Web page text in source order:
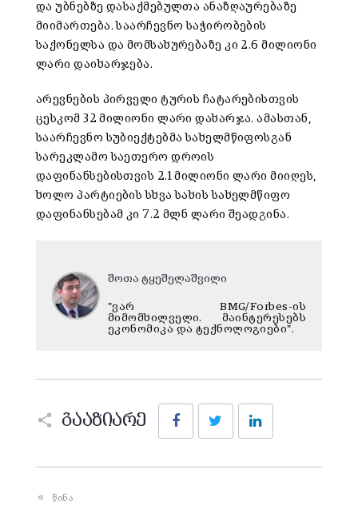
და უბნებზე დასაქმებულთა ანაზღაურებაზე
მიიმართება. საარჩევნო საჭირობების
საქონელსა და მომსახურებაზე კი 2.6 მილიონი
ლარი დაიხარჯება.
არევნების პირველი ტურის ჩატარებისთვის
ცესკომ 32 მილიონი ლარი დახარჯა. ამასთან,
საარჩევნო სუბიექტებმა სახელმწიფოსგან
სარეკლამო საეთერო დროის
დაფინანსებისთვის 2.1 მილიონი ლარი მიიღეს,
ხოლო პარტიების სხვა სახის სახელმწიფო
დაფინანსებამ კი 7.2 მლნ ლარი შეადგინა.
შოთა ტყეშელაშვილი
"ვარ BMG/Forbes-ის
მიმომხილველი. მაინტერესებს
ეკონომიკა და ტექნოლოგიები".
გააზიარე
FacebookTwitter
წინა